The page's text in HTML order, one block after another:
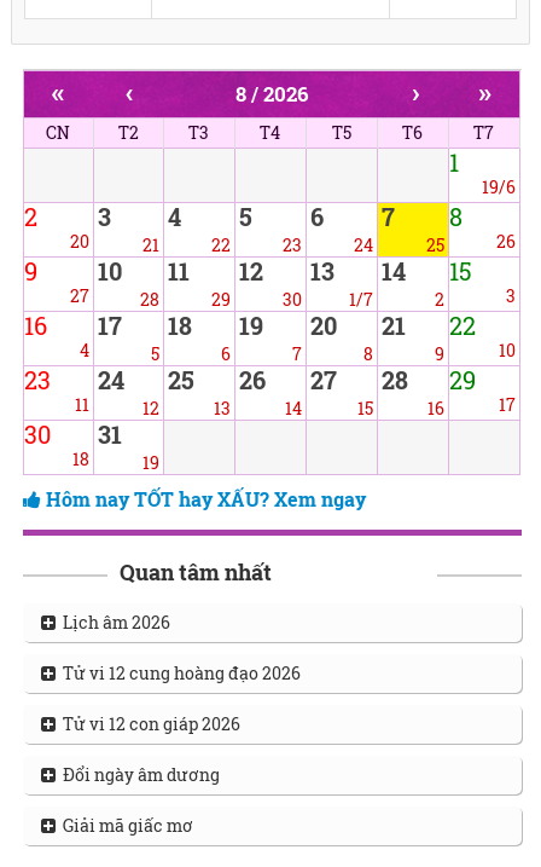
« ‹ 8 / 2026 › »
CN T2 T3 T4 T5 T6 T7
1
19/6
2
20
3
21
4
22
5
23
6
24
7
25
8
26
9
27
10
28
11
29
12
30
13
1/7
14
2
15
3
16
4
17
5
18
6
19
7
20
8
21
9
22
10
23
11
24
12
25
13
26
14
27
15
28
16
29
17
30
18
31
19
Hôm nay TỐT hay XẤU? Xem ngay
Quan tâm nhất
Lịch âm 2026
Tử vi 12 cung hoàng đạo 2026
Tử vi 12 con giáp 2026
Đổi ngày âm dương
Giải mã giấc mơ